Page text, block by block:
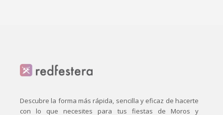
Descubre la forma más rápida, sencilla y eficaz de hacerte
con lo que necesites para tus fiestas de Moros y